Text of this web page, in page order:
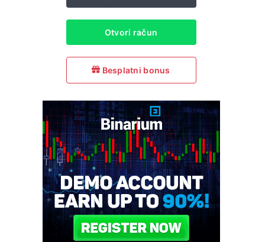
Otvori račun
Besplatni bonus